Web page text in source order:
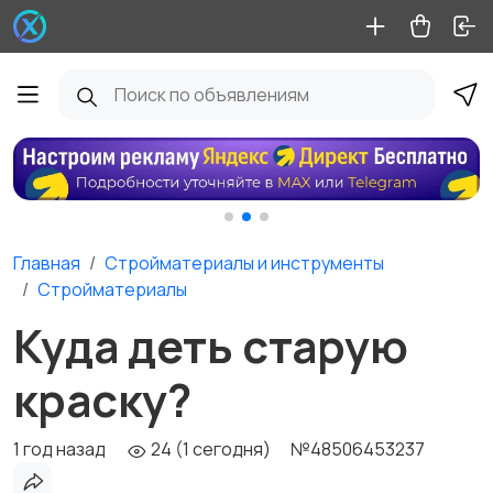
Главная
Стройматериалы и инструменты
Стройматериалы
Куда деть старую
краску?
1 год назад 24 (1 сегодня) №48506453237